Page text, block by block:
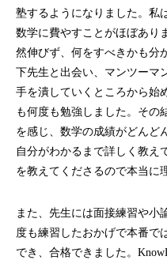
塾するようになりました。私
数学に費やすことがほぼあり
然伸びず、何をすべきかも分
下先生と出会い、マンツーマ
手を潰していくところから始
も何度も勉強しました。その
を感じ、数学の成績がどんど
自分がわかるまで詳しく教え
を教えてくださるので本当に
また、先生には面接練習や小
度も練習したおかげで本番で
でき、合格できました。